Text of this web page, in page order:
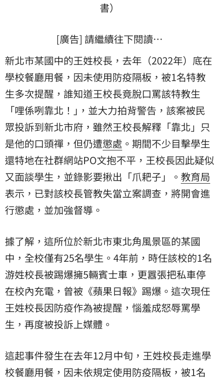
書）
[廣告] 請繼續往下閱讀…
新北市某國中的王姓校長，去年（2022年）底在
學校餐廳用餐，因未使用防疫隔板，被1名特教
生多次提醒，誰知道王校長竟脫口罵該特教生
「哩係咧靠北！｣，並大力拍背警告，該案被民
眾投訴到新北市府，雖然王校長解釋「靠北」只
是他的口頭禪，但仍遭懲處 。期間不少目擊學生
還特地在社群網站PO文抱不平，王校長因此疑似
又面談學生，並錄影要揪出「爪耙子」。 教育局
表示，已對該校長管教失當立案調查，將開會進
行懲處，並加強督導。
據了解，這所位於新北市東北角風景區的某國
中，全校僅有25名學生。4年前，時任該校的1名
游姓校長被踢爆擁5輛賓士車，更囂張把私車停
在校內充電，曾被《蘋果日報》踢爆。這次現任
王姓校長因防疫作為被提醒，惱羞成怒辱罵學
生，再度被投訴上媒體。
這起事件發生在去年12月中旬，王姓校長走進學
校餐廳用餐，因未依規定使用防疫隔板，被1名